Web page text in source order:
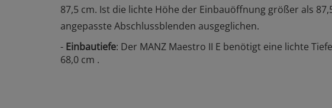
87,5 cm. Ist die lichte Höhe der Einbauöffnung größer als
angepasste Abschlussblenden ausgeglichen.
- Einbautiefe: Der MANZ Maestro II E benötigt eine lichte
68,0 cm .